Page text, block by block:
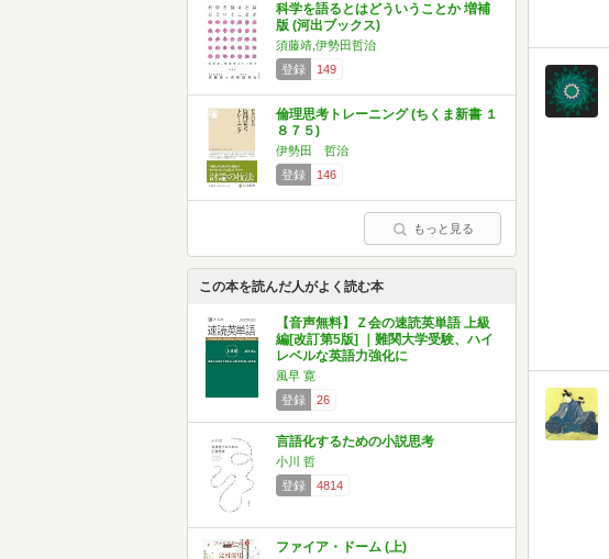
科学を語るとはどういうことか 増補
版 (河出ブックス)
須藤靖,伊勢田哲治
登録
149
倫理思考トレーニング (ちくま新書 １
８７５)
伊勢田 哲治
登録
146
もっと見る
この本を読んだ人がよく読む本
【音声無料】Ｚ会の速読英単語 上級
編[改訂第5版] ｜難関大学受験、ハイ
レベルな英語力強化に
風早 寛
登録
26
言語化するための小説思考
小川 哲
登録
4814
ファイア・ドーム (上)